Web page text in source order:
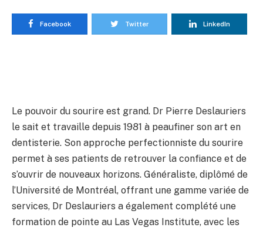
Facebook Twitter LinkedIn
Le pouvoir du sourire est grand. Dr Pierre Deslauriers
le sait et travaille depuis 1981 à peaufiner son art en
dentisterie. Son approche perfectionniste du sourire
permet à ses patients de retrouver la confiance et de
s’ouvrir de nouveaux horizons. Généraliste, diplômé de
l’Université de Montréal, offrant une gamme variée de
services, Dr Deslauriers a également complété une
formation de pointe au Las Vegas Institute, avec les